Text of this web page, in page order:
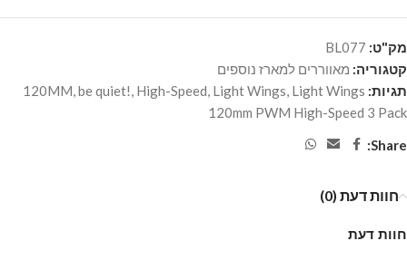
מק"ט: BL077
קטגוריה: מאווררים למארז נוספים
תגיות:
120MM,be quiet!, High-Speed, Light Wings, Light Wings
120mm PWM High-Speed 3 Pack
Share:
חוות דעת (0)
חוות דעת